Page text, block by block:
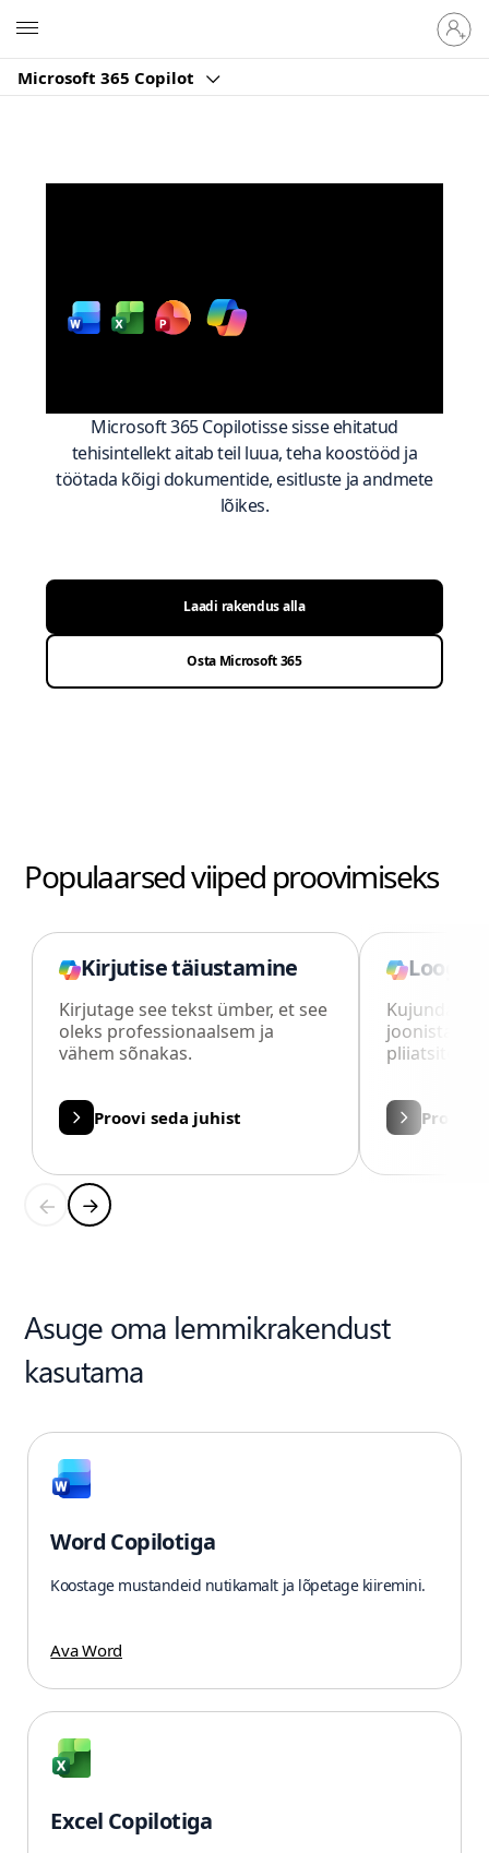
Microsoft 365 Copilot
Logige
sisse
oma
Microsoft 365 Copilotisse sisse ehitatud
tehisintellekt aitab teil luua, teha koostööd ja
töötada kõigi dokumentide, esitluste ja andmete
lõikes.
Laadi rakendus alla
Osta Microsoft 365
Populaarsed viiped proovimiseks
Kirjutise täiustamine
Kirjutage see tekst ümber, et see
oleks professionaalsem ja
vähem sõnakas.
Proovi seda juhist
Looge
Kujunda
pliiatsitega.
Proovi
Asuge oma lemmikrakendust
kasutama
Word Copilotiga
Koostage mustandeid nutikamalt ja lõpetage kiiremini.
Ava Word
Excel Copilotiga